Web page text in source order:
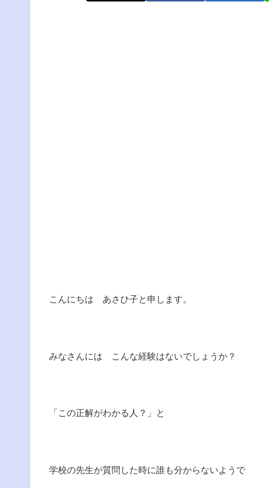
こんにちは あさひ子と申します。
みなさんには こんな経験はないでしょうか？
「この正解がわかる人？」と
学校の先生が質問した時に誰も分からないようで